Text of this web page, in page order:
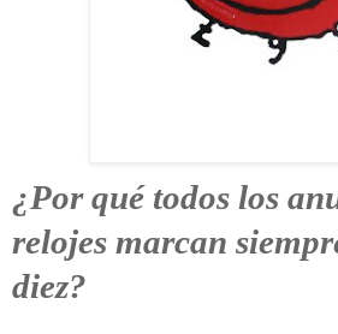
¿Por qué todos los
relojes marcan
diez?